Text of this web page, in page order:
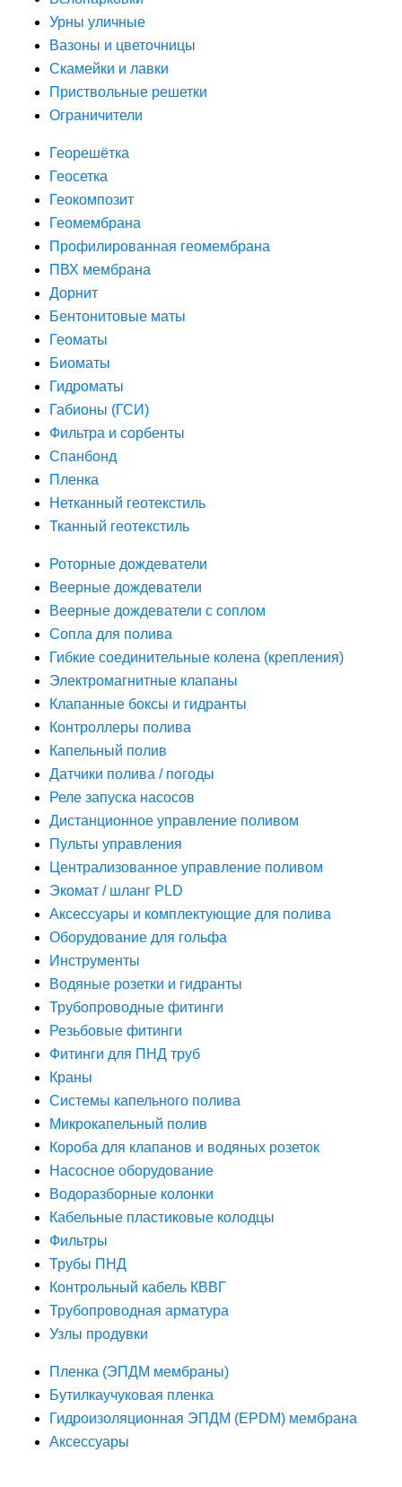
Урны уличные
Вазоны и цветочницы
Скамейки и лавки
Приствольные решетки
Ограничители
Георешётка
Геосетка
Геокомпозит
Геомембрана
Профилированная геомембрана
ПВХ мембрана
Дорнит
Бентонитовые маты
Геоматы
Биоматы
Гидроматы
Габионы (ГСИ)
Фильтра и сорбенты
Спанбонд
Пленка
Нетканный геотекстиль
Тканный геотекстиль
Роторные дождеватели
Веерные дождеватели
Веерные дождеватели с соплом
Сопла для полива
Гибкие соединительные колена (крепления)
Электромагнитные клапаны
Клапанные боксы и гидранты
Контроллеры полива
Капельный полив
Датчики полива / погоды
Реле запуска насосов
Дистанционное управление поливом
Пульты управления
Централизованное управление поливом
Экомат / шланг PLD
Аксессуары и комплектующие для полива
Оборудование для гольфа
Инструменты
Водяные розетки и гидранты
Трубопроводные фитинги
Резьбовые фитинги
Фитинги для ПНД труб
Краны
Системы капельного полива
Микрокапельный полив
Короба для клапанов и водяных розеток
Насосное оборудование
Водоразборные колонки
Кабельные пластиковые колодцы
Фильтры
Трубы ПНД
Контрольный кабель КВВГ
Трубопроводная арматура
Узлы продувки
Пленка (ЭПДМ мембраны)
Бутилкаучуковая пленка
Гидроизоляционная ЭПДМ (EPDM) мембрана
Аксессуары